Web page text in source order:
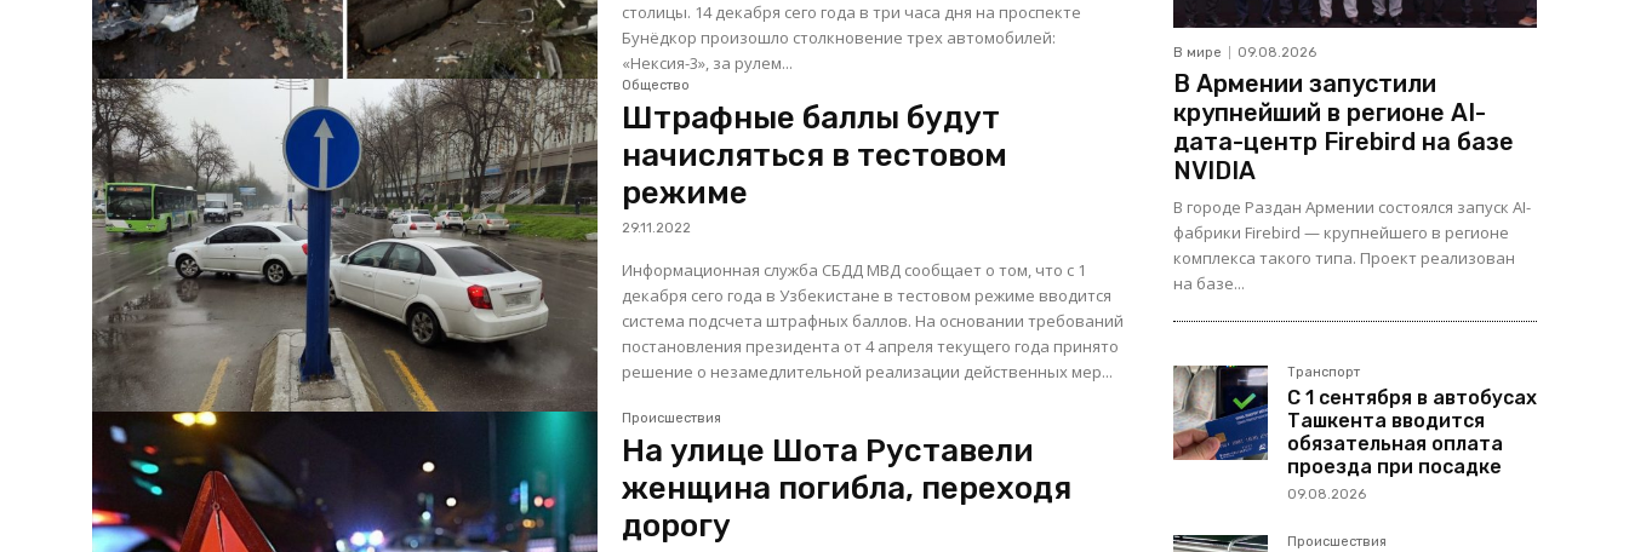
столицы. 14 декабря сего года в три часа дня на проспекте
Бунёдкор произошло столкновение трех автомобилей:
«Нексия-3», за рулем...
Общество
Штрафные баллы будут
начисляться в тестовом
режиме
29.11.2022
Информационная служба СБДД МВД сообщает о том, что с 1
декабря сего года в Узбекистане в тестовом режиме вводится
система подсчета штрафных баллов. На основании требований
постановления президента от 4 апреля текущего года принято
решение о незамедлительной реализации действенных мер...
Происшествия
На улице Шота Руставели
женщина погибла, переходя
дорогу
В мире 09.08.2026
В Армении запустили
крупнейший в регионе AI-
дата-центр Firebird на базе
NVIDIA
В городе Раздан Армении состоялся запуск AI-
фабрики Firebird — крупнейшего в регионе
комплекса такого типа. Проект реализован
на базе...
Транспорт
С 1 сентября в автобусах
Ташкента вводится
обязательная оплата
проезда при посадке
09.08.2026
Происшествия